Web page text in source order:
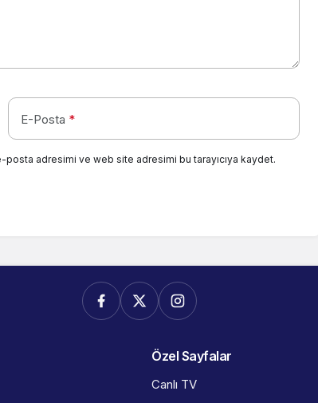
E-Posta *
posta adresimi ve web site adresimi bu tarayıcıya kaydet.
Özel Sayfalar
Canlı TV